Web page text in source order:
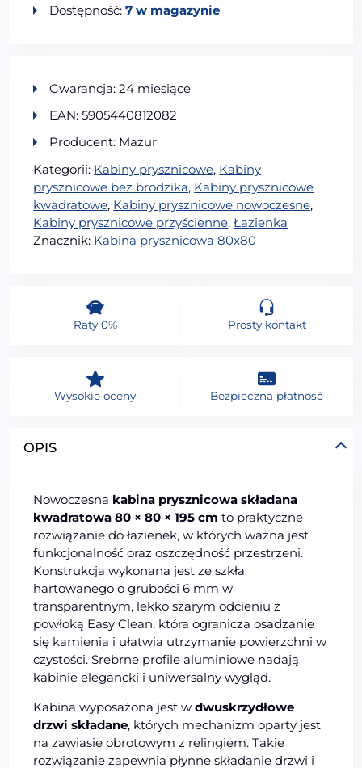
OPIS
Nowoczesna kabina prysznicowa składana
kwadratowa 80 × 80 × 195 cm to praktyczne
rozwiązanie do łazienek, w których ważna jest
funkcjonalność oraz oszczędność przestrzeni.
Konstrukcja wykonana jest ze szkła
hartowanego o grubości 6 mm w
transparentnym, lekko szarym odcieniu z
powłoką Easy Clean, która ogranicza osadzanie
się kamienia i ułatwia utrzymanie powierzchni w
czystości. Srebrne profile aluminiowe nadają
kabinie elegancki i uniwersalny wygląd.
Kabina wyposażona jest wdwuskrzydłowe
drzwi składane, których mechanizm oparty jest
na zawiasie obrotowym z relingiem. Takie
rozwiązanie zapewnia płynne składanie drzwi i
Dostępność:7 w magazynie
Gwarancja: 24 miesiące
EAN: 5905440812082
Producent: Mazur
Kategorii: Kabiny prysznicowe, Kabiny
prysznicowe bez brodzika, Kabiny prysznicowe
kwadratowe, Kabiny prysznicowe nowoczesne,
Kabiny prysznicowe przyścienne,Łazienka
Znacznik: Kabina prysznicowa 80x80
Raty 0% Prosty kontakt
Wysokie oceny Bezpieczna płatność